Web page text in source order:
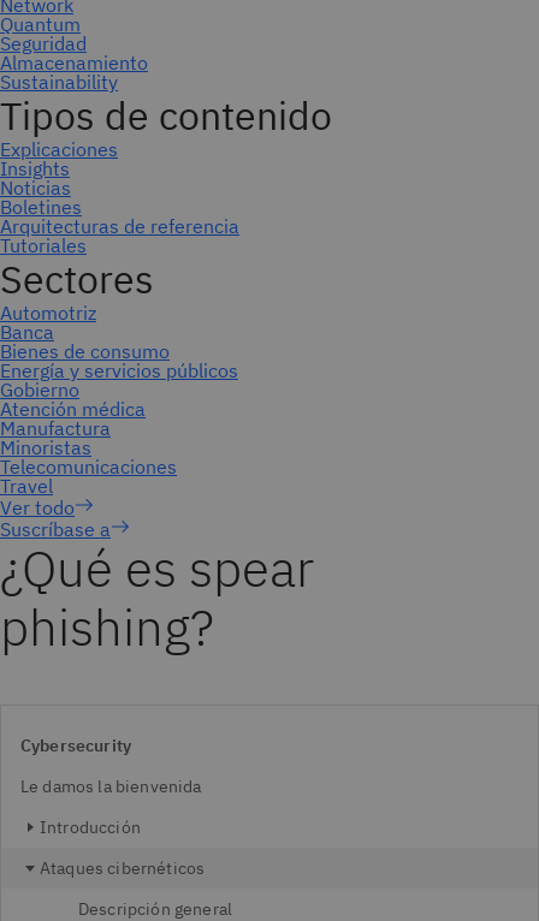
Suscríbase a
¿Qué es spear
phishing?
Cybersecurity
Le damos la bienvenida
Introducción
Ataques cibernéticos
Descripción general